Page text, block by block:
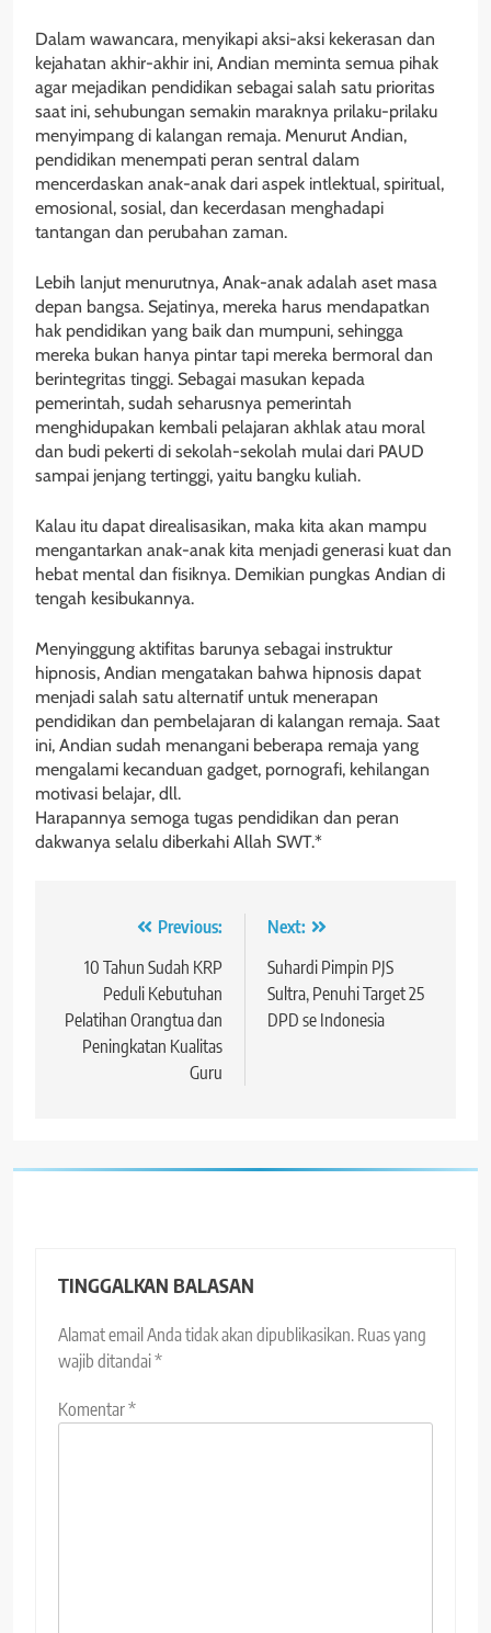
Dalam wawancara, menyikapi aksi-aksi kekerasan dan
kejahatan akhir-akhir ini, Andian meminta semua pihak
agar mejadikan pendidikan sebagai salah satu prioritas
saat ini, sehubungan semakin maraknya prilaku-prilaku
menyimpang di kalangan remaja. Menurut Andian,
pendidikan menempati peran sentral dalam
mencerdaskan anak-anak dari aspek intlektual, spiritual,
emosional, sosial, dan kecerdasan menghadapi
tantangan dan perubahan zaman.
Lebih lanjut menurutnya, Anak-anak adalah aset masa
depan bangsa. Sejatinya, mereka harus mendapatkan
hak pendidikan yang baik dan mumpuni, sehingga
mereka bukan hanya pintar tapi mereka bermoral dan
berintegritas tinggi. Sebagai masukan kepada
pemerintah, sudah seharusnya pemerintah
menghidupakan kembali pelajaran akhlak atau moral
dan budi pekerti di sekolah-sekolah mulai dari PAUD
sampai jenjang tertinggi, yaitu bangku kuliah.
Kalau itu dapat direalisasikan, maka kita akan mampu
mengantarkan anak-anak kita menjadi generasi kuat dan
hebat mental dan fisiknya. Demikian pungkas Andian di
tengah kesibukannya.
Menyinggung aktifitas barunya sebagai instruktur
hipnosis, Andian mengatakan bahwa hipnosis dapat
menjadi salah satu alternatif untuk menerapan
pendidikan dan pembelajaran di kalangan remaja. Saat
ini, Andian sudah menangani beberapa remaja yang
mengalami kecanduan gadget, pornografi, kehilangan
motivasi belajar, dll.
Harapannya semoga tugas pendidikan dan peran
dakwanya selalu diberkahi Allah SWT.*
Navigasi
pos
Previous:
10 Tahun Sudah KRP
Peduli Kebutuhan
Pelatihan Orangtua dan
Peningkatan Kualitas
Guru
Next:
Suhardi Pimpin PJS
Sultra, Penuhi Target 25
DPD se Indonesia
TINGGALKAN BALASAN
Alamat email Anda tidak akan dipublikasikan. Ruas yang
wajib ditandai*
Komentar*